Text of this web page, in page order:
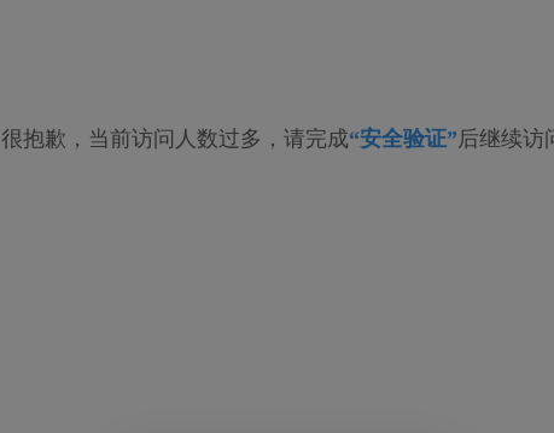
很抱歉，当前访问人数过多，请完成“安全验证”后继续访